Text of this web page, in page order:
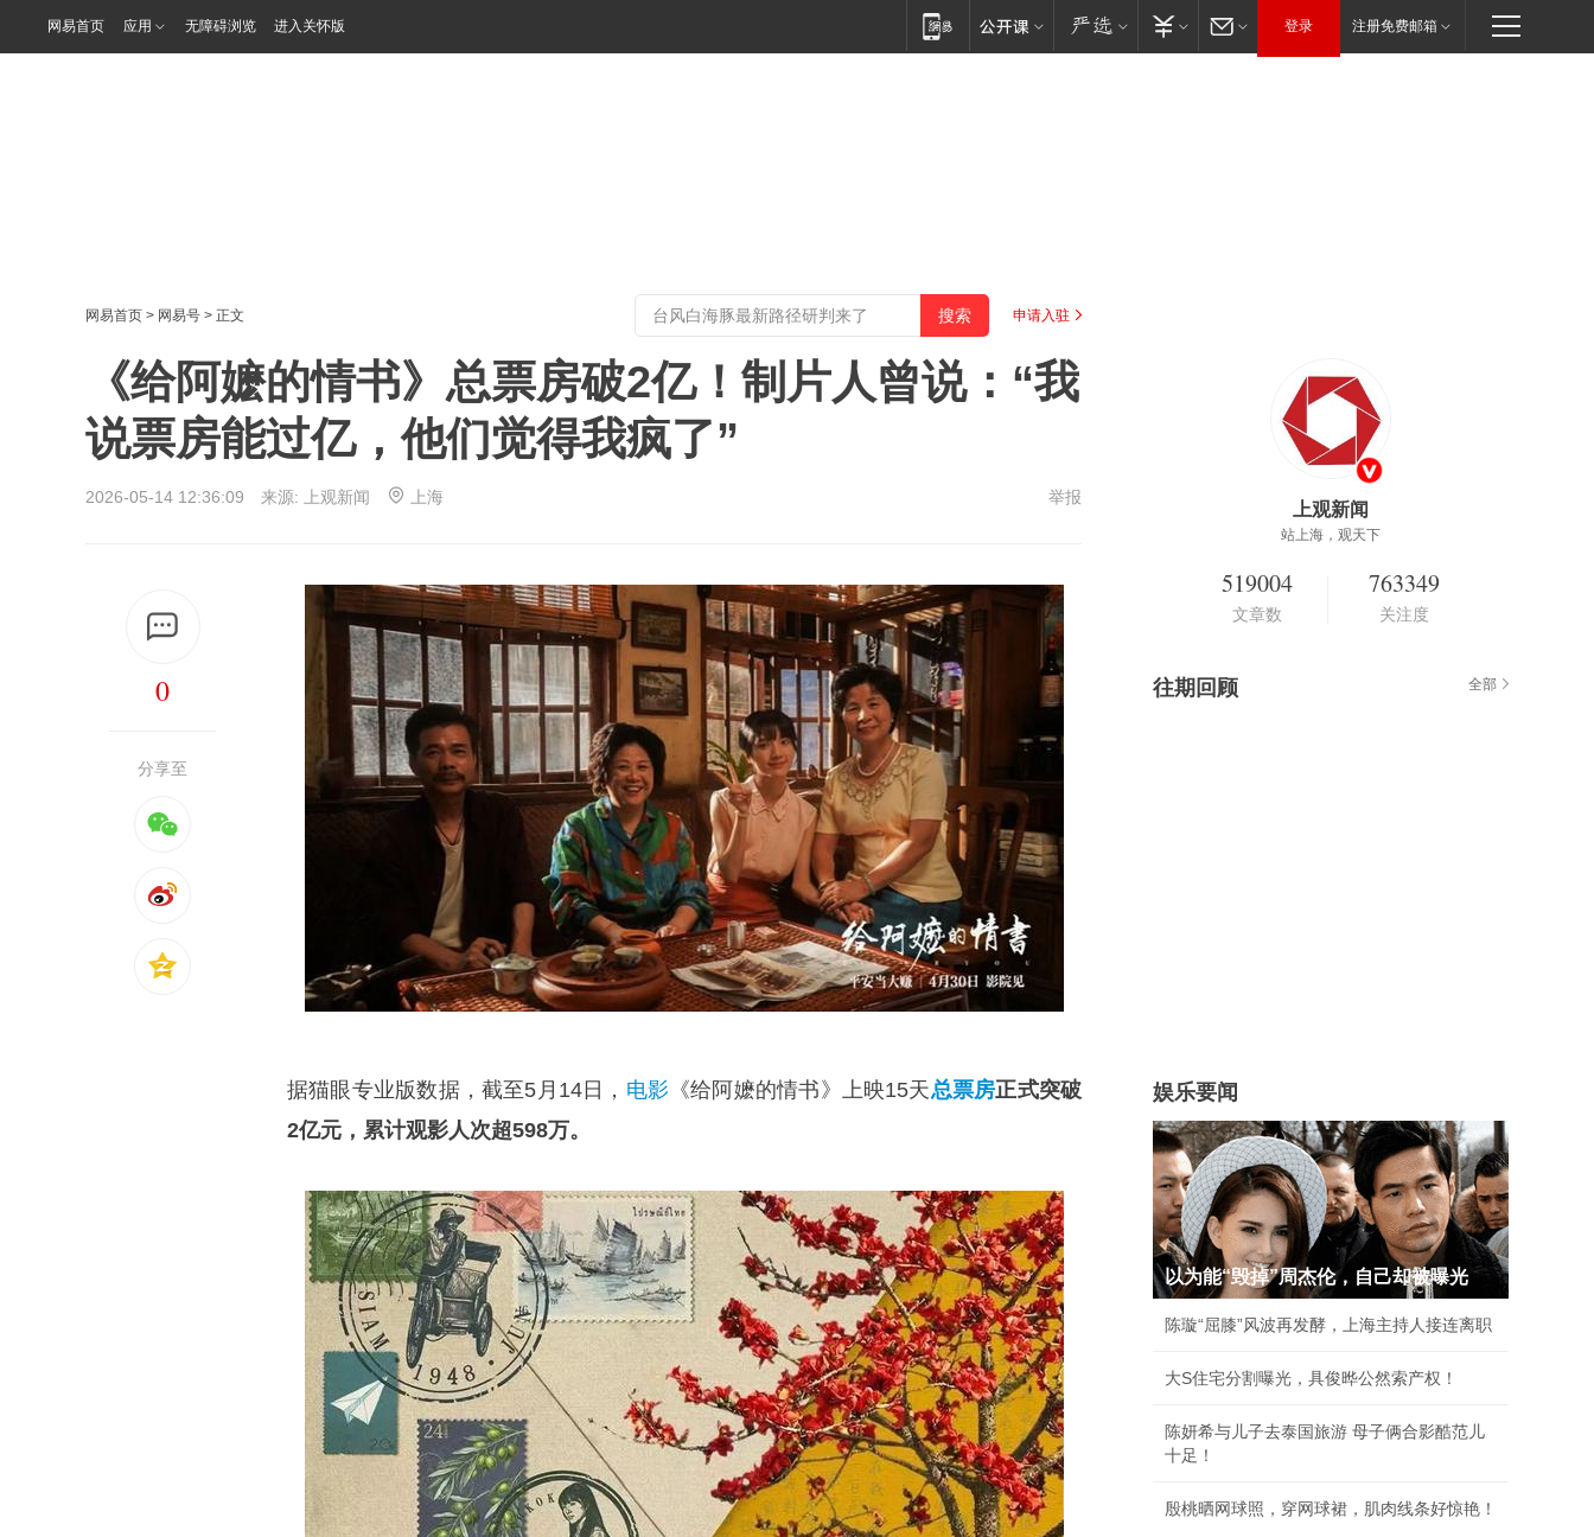
网易首页 应用 无障碍浏览 进入关怀版 登录 注册免费邮箱
网易首页 > 网易号 > 正文 申请入驻
《给阿嬷的情书》总票房破2亿！制片人曾说：“我
说票房能过亿，他们觉得我疯了”
2026-05-14 12:36:09 来源: 上观新闻 上海 举报
0
分享至
据猫眼专业版数据，截至5月14日， 电影 《给阿嬷的情书 》上映15天总票房正式突破
2亿元，累计观影人次超598万。
上观新闻
站上海，观天下
519004
文章数
763349
关注度
往期回顾 全部
娱乐要闻
以为能“毁掉”周杰伦，自己却被曝光
陈璇“屈膝”风波再发酵，上海主持人接连离职
大S住宅分割曝光，具俊晔公然索产权！
陈妍希与儿子去泰国旅游 母子俩合影酷范儿
十足！
殷桃晒网球照，穿网球裙，肌肉线条好惊艳！